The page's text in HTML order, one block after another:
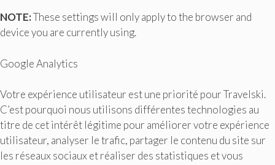
NOTE:These settings will only apply to the browser and
device you are currently using.
Google Analytics
Votre expérience utilisateur est une priorité pour Travelski.
C’est pourquoi nous utilisons différentes technologies au
titre de cet intérêt légitime pour améliorer votre expérience
utilisateur, analyser le trafic, partager le contenu du site sur
les réseaux sociaux et réaliser des statistiques et vous